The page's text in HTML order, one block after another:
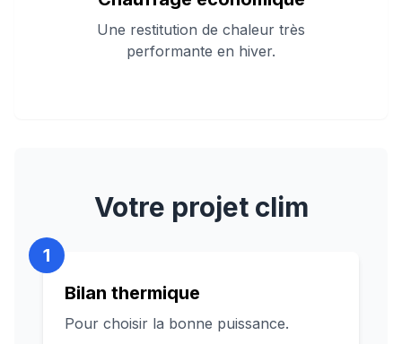
Une restitution de chaleur très
performante en hiver.
Votre projet clim
1
Bilan thermique
Pour choisir la bonne puissance.